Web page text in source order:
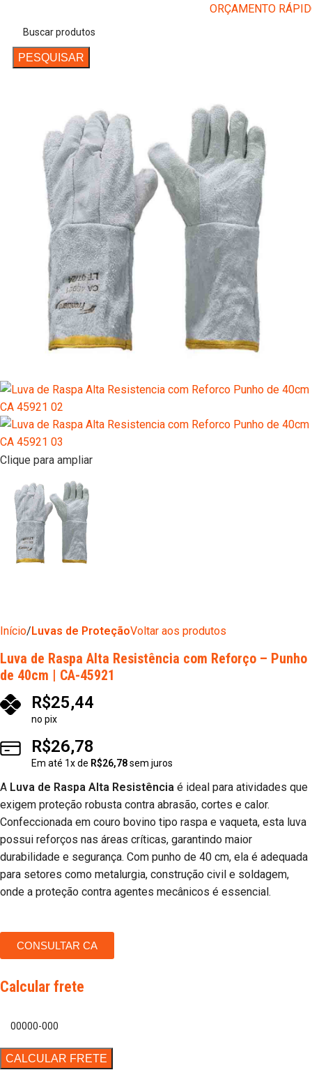
ORÇAMENTO
PESQUISAR
Clique para ampliar
Início Luvas de ProteçãoVoltar aos produtos
Luva de Raspa Alta Resistência com Reforço – Punho
de 40cm | CA-45921
R$25,44
no pix
R$26,78
Em até 1x de R$26,78sem juros
A Luva de Raspa Alta Resistência é ideal para atividades que
exigem proteção robusta contra abrasão, cortes e calor.
Confeccionada em couro bovino tipo raspa e vaqueta, esta luva
possui reforços nas áreas críticas, garantindo maior
durabilidade e segurança. Com punho de 40 cm, ela é adequada
para setores como metalurgia, construção civil e soldagem,
onde a proteção contra agentes mecânicos é essencial.
CONSULTAR CA
Calcular frete